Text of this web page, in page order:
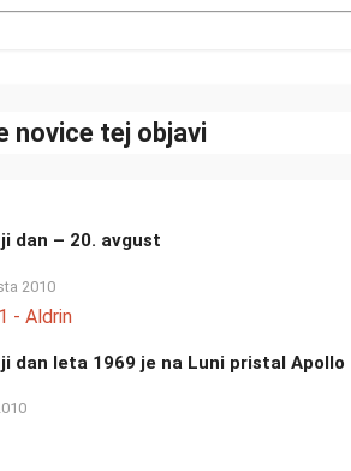
novice tej objavi
dan – 20. avgust
2010
dan leta 1969 je na Luni pristal Apollo